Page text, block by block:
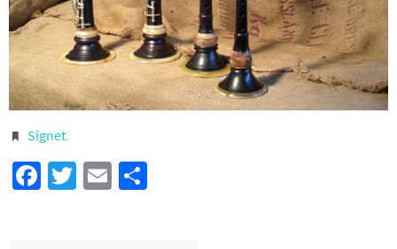
Signet.
Facebook
Twitter
Email